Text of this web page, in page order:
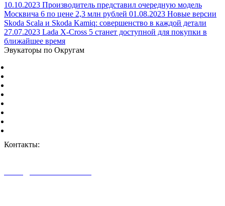
10.10.2023 Производитель представил очередную модель
Москвича 6 по цене 2,3 млн рублей 01.08.2023 Новые версии
Skoda Scala и Skoda Kamiq: совершенство в каждой детали
27.07.2023 Lada X-Cross 5 станет доступной для покупки в
ближайшее время
Эвукаторы по Округам
Контакты: